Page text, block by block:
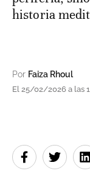
historia
Por Faiza Rhoul
El 25/02/2026 a las